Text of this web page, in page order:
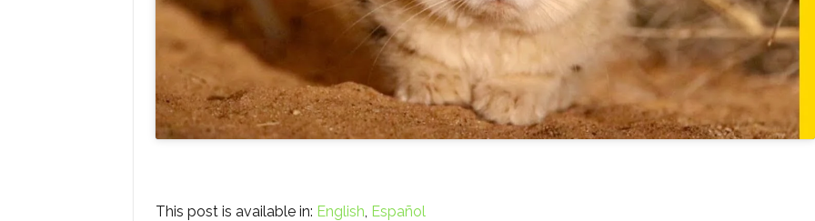
This post is available in: English Español